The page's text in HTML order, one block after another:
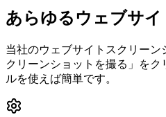
あらゆるウェブサ
当社のウェブサイトスクリー
クリーンショットを撮る」を
ルを使えば簡単です。